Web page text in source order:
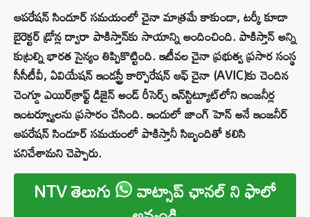
ఆపరేషన్ సిందూర్ సమయంలో చైనా మాత్రమే కాకుండా, టర్కీ కూడా
బైరెక్టర్ డ్రోన్ల ద్వారా పాకిస్తాన్‌కు సాయాన్ని అందించింది. పాకిస్తాన్ అన్ని
కుట్రల్ని భారత సైన్యం తిప్పికొట్టింది. ఇటీవల చైనా ప్రభుత్వ ప్రసార సంస్థ
సీసీటీవీ, ఏవియేషన్ ఇండస్ట్రీ కార్పొరేషన్ ఆఫ్ చైనా (AVIC)కు చెందిన
చెంగ్డూ ఎయిర్‌క్రాఫ్ట్ డిజైన్ అండ్ రీసెర్చ్ ఇన్‌స్టిట్యూట్‌లోని ఇంజనీర్ల
ఇంటర్వ్యూలను ప్రసారం చేసింది. ఇందులో జాంగ్ హెన్ అనే ఇంజనీర్
ఆపరేషన్ సిందూర్ సమయంలో పాకిస్తానీ సిబ్బందితో కలిసి
పనిచేశామని చెప్పారు.
NTV తెలుగు వాట్సాప్ ఛానల్ ని ఫాలో